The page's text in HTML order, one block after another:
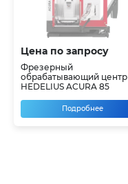
Цена по запросу
Фрезерный
обрабатывающий центр
HEDELIUS ACURA 85
Подробнее